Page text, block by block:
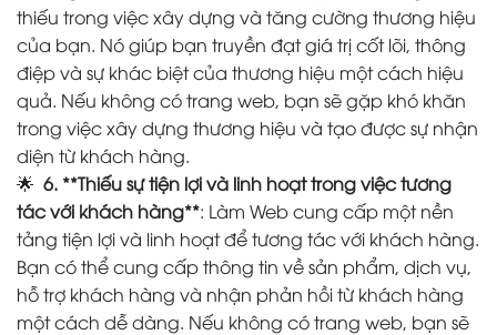
thiếu trong việc xây dựng và tăng cường thương hiệu
của bạn. Nó giúp bạn truyền đạt giá trị cốt lõi, thông
điệp và sự khác biệt của thương hiệu một cách hiệu
quả. Nếu không có trang web, bạn sẽ gặp khó khăn
trong việc xây dựng thương hiệu và tạo được sự nhận
diện từ khách hàng.
🌟 6. **Thiếu sự tiện lợi và linh hoạt trong việc tương
tác với khách hàng**: Làm Web cung cấp một nền
tảng tiện lợi và linh hoạt để tương tác với khách hàng.
Bạn có thể cung cấp thông tin về sản phẩm, dịch vụ,
hỗ trợ khách hàng và nhận phản hồi từ khách hàng
một cách dễ dàng. Nếu không có trang web, bạn sẽ